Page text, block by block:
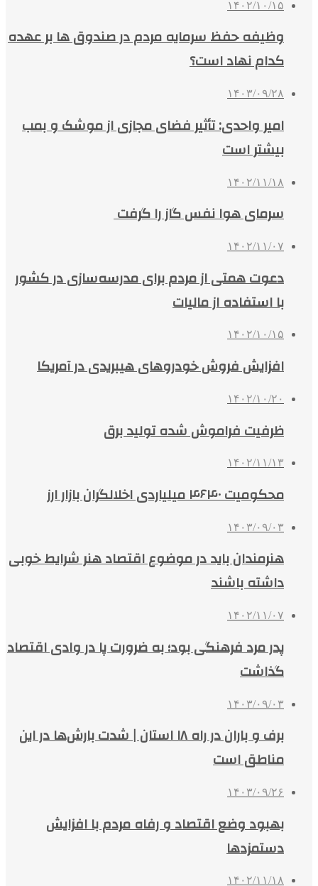
۱۴۰۲/۱۰/۱۵
وظیفه حفظ سرمایه مردم در صندوق‌ ها بر عهده
کدام نهاد است؟
۱۴۰۳/۰۹/۲۸
امیر واحدی: تأثیر فضای مجازی از موشک و بمب
بیشتر است
۱۴۰۲/۱۱/۱۸
سرمای هوا نفس گاز را گرفت
۱۴۰۲/۱۱/۰۷
دعوت همتی از مردم برای مدرسه‌سازی در کشور
با استفاده از مالیات
۱۴۰۲/۱۰/۱۵
افزایش فروش خودروهای هیبریدی در آمریکا
۱۴۰۲/۱۰/۲۰
ظرفیت فراموش شده تولید برق
۱۴۰۲/۱۱/۱۳
محکومیت ۴۶۴۰ میلیاردی اخلالگران بازار ارز
۱۴۰۳/۰۹/۰۳
هنرمندان باید در موضوع اقتصاد هنر شرایط خوبی
داشته باشند
۱۴۰۲/۱۱/۰۷
پدر مرد فرهنگی بود؛ به ضرورت پا در وادی اقتصاد
گذاشت
۱۴۰۳/۰۹/۰۳
برف و باران در راه ۱۸ استان | شدت بارش‌ها در این
مناطق است
۱۴۰۳/۰۹/۲۶
بهبود وضع اقتصاد و رفاه مردم با افزایش
دستمزدها
۱۴۰۲/۱۱/۱۸